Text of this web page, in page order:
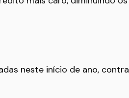
neste início de ano, contra